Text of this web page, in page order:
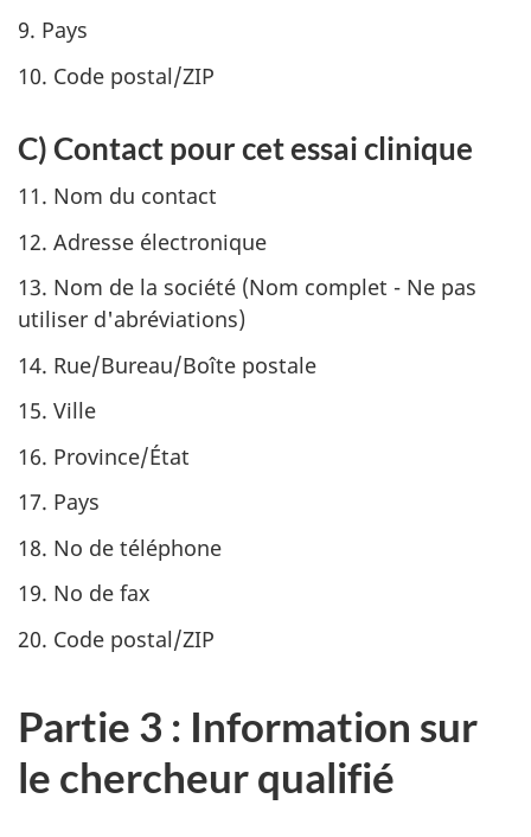
9. Pays
10. Code postal/ZIP
C) Contact pour cet essai clinique
11. Nom du contact
12. Adresse électronique
13. Nom de la société (Nom complet - Ne pas
utiliser d'abréviations)
14. Rue/Bureau/Boîte postale
15. Ville
16. Province/État
17. Pays
18. No de téléphone
19. No de fax
20. Code postal/ZIP
Partie 3 : Information sur
le chercheur qualifié